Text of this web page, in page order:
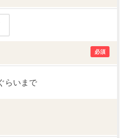
必須
らいまで